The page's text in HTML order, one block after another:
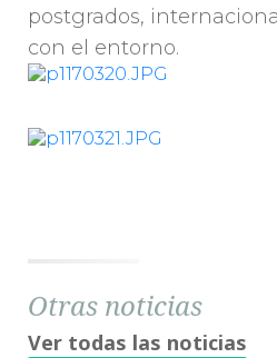
postgrados,
con el entorno.
Otras noticias
Ver todas las noticias